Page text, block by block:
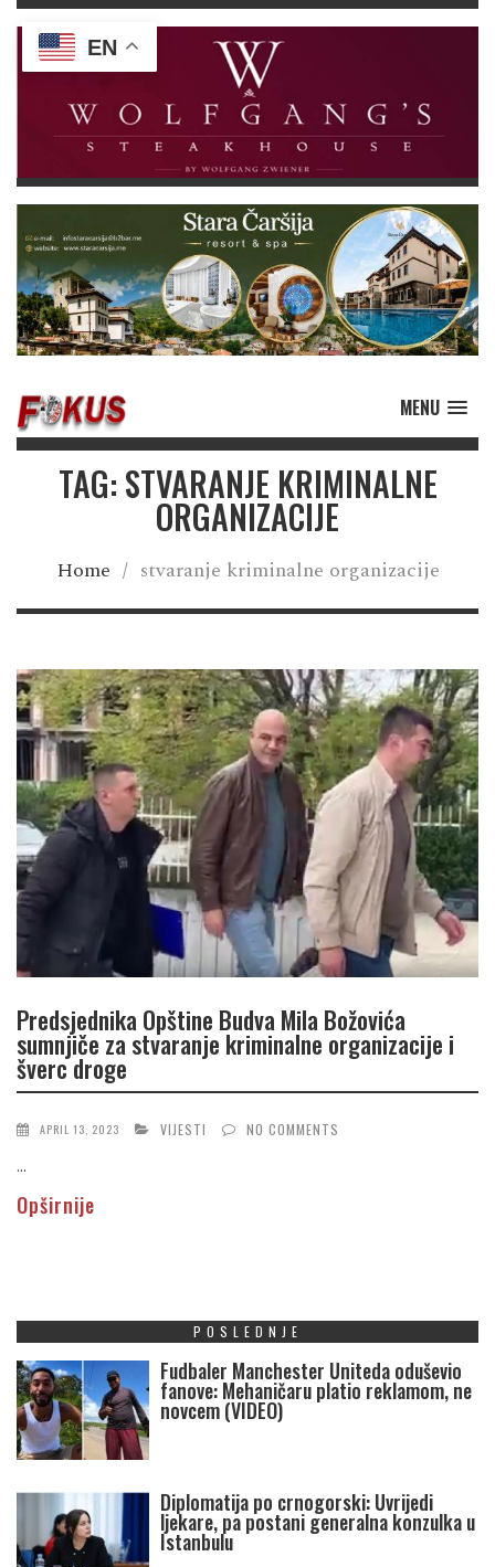
MENU
TAG: STVARANJE KRIMINALNE
ORGANIZACIJE
Home / stvaranje kriminalne organizacije
Predsjednika Opštine Budva Mila Božovića
sumnjiče za stvaranje kriminalne organizacije i
šverc droge
APRIL 13, 2023 VIJESTI NO COMMENTS
...
Opširnije
POSLEDNJE
Fudbaler Manchester Uniteda oduševio
fanove: Mehaničaru platio reklamom, ne
novcem (VIDEO)
Diplomatija po crnogorski: Uvrijedi
ljekare, pa postani generalna konzulka u
Istanbulu
EN